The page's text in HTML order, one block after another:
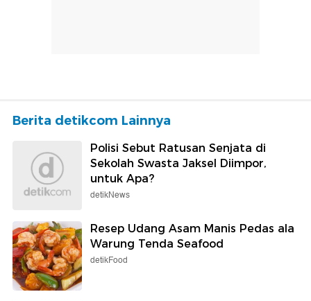
Berita detikcom Lainnya
Polisi Sebut Ratusan Senjata di
Sekolah Swasta Jaksel Diimpor,
untuk Apa?
detikNews
Resep Udang Asam Manis Pedas ala
Warung Tenda Seafood
detikFood